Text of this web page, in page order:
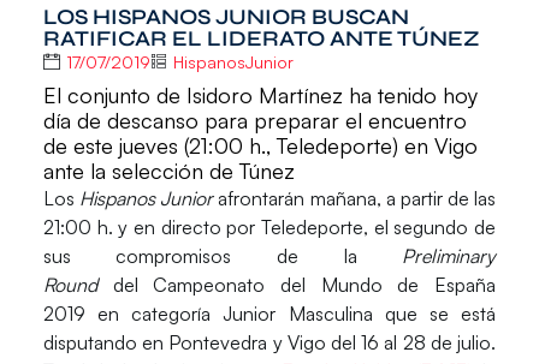
LOS HISPANOS JUNIOR BUSCAN
RATIFICAR EL LIDERATO ANTE TÚNEZ
17/07/2019 HispanosJunior
El conjunto de Isidoro Martínez ha tenido hoy
día de descanso para preparar el encuentro
de este jueves (21:00 h., Teledeporte) en Vigo
ante la selección de Túnez
Los Hispanos Juniorafrontarán mañana, a partir de las
21:00 h. y en directo porTeledeporte, el segundo de
sus compromisos de la Preliminary
RounddelCampeonato del Mundo de España
2019 en categoríaJunior Masculina que se está
disputando en Pontevedra y Vigo del 16 al 28 de julio.